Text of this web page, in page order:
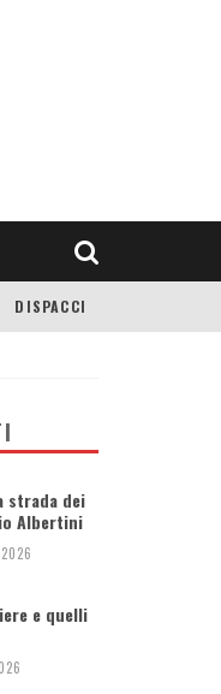
DISPACCI
strada dei
Albertini
e quelli